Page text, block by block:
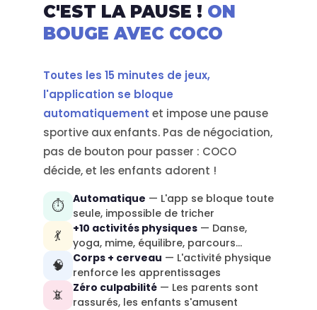
C'EST LA PAUSE ! ON
BOUGE AVEC COCO
Toutes les 15 minutes de jeux,
l'application se bloque
automatiquement et impose une pause
sportive aux enfants. Pas de négociation,
pas de bouton pour passer : COCO
décide, et les enfants adorent !
⏱️ Automatique — L'app se bloque toute
seule, impossible de tricher
💃 +10 activités physiques— Danse,
yoga, mime, équilibre, parcours…
🧠 Corps + cerveau — L'activité physique
renforce les apprentissages
📵 Zéro culpabilité— Les parents sont
rassurés, les enfants s'amusent